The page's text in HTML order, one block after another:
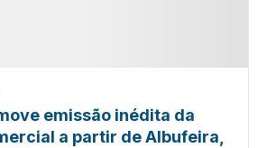
emissão inédita da
a partir de Albufeira,